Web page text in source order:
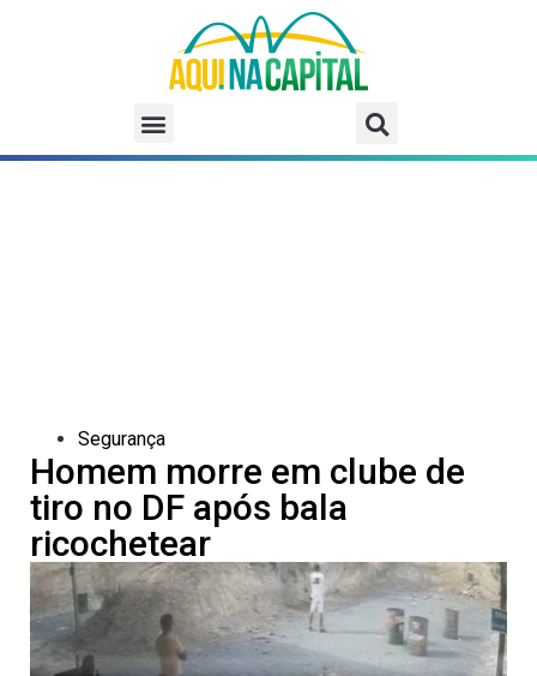
Segurança
Homem morre em clube de
tiro no DF após bala
ricochetear